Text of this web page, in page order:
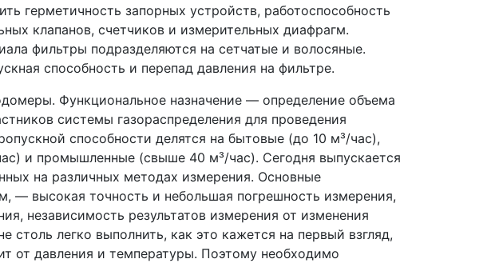
герметичность запорных устройств, работоспособность
клапанов, счетчиков и измерительных диафрагм.
фильтры подразделяются на сетчатые и волосяные.
способность и перепад давления на фильтре.
Функциональное назначение — определение объема
системы газораспределения для проведения
способности делятся на бытовые (до 10 м³/час),
и промышленные (свыше 40 м³/час). Сегодня выпускается
на различных методах измерения. Основные
— высокая точность и небольшая погрешность измерения,
независимость результатов измерения от изменения
столь легко выполнить, как это кажется на первый взгляд,
от давления и температуры. Поэтому необходимо